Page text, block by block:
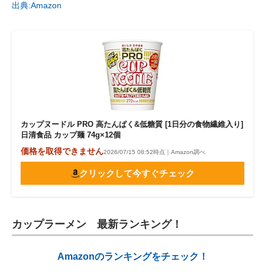
出典:Amazon
カップヌードル PRO 高たんぱく&低糖質 [1日分の食物繊維入り]
日清食品 カップ麺 74g×12個
価格を取得できません2026/07/15 08:52時点｜Amazon調べ
クリックして今すぐチェック
カップラーメン 最新ランキング！
Amazonのランキングをチェック！